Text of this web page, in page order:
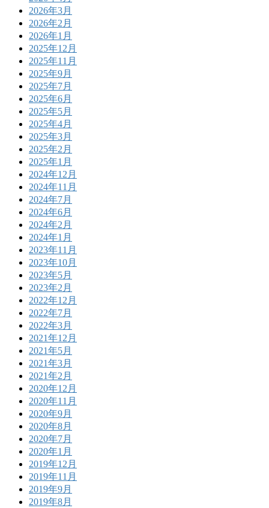
2026年3月
2026年2月
2026年1月
2025年12月
2025年11月
2025年9月
2025年7月
2025年6月
2025年5月
2025年4月
2025年3月
2025年2月
2025年1月
2024年12月
2024年11月
2024年7月
2024年6月
2024年2月
2024年1月
2023年11月
2023年10月
2023年5月
2023年2月
2022年12月
2022年7月
2022年3月
2021年12月
2021年5月
2021年3月
2021年2月
2020年12月
2020年11月
2020年9月
2020年8月
2020年7月
2020年1月
2019年12月
2019年11月
2019年9月
2019年8月